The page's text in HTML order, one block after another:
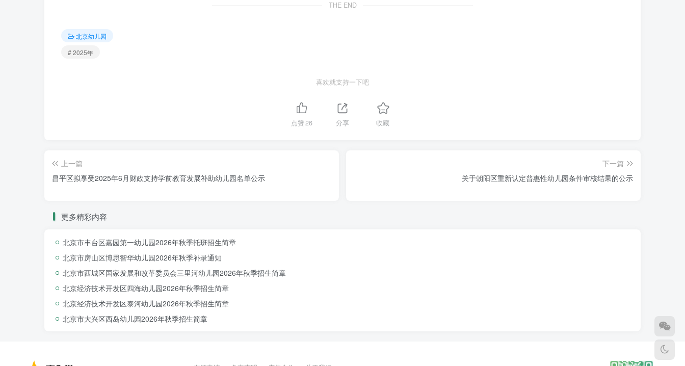
THE END
北京幼儿园
# 2025年
喜欢就支持一下吧
点赞26 分享 收藏
上一篇
昌平区拟享受2025年6月财政支持学前教育发展补助幼儿园名单公示
下一篇
关于朝阳区重新认定普惠性幼儿园条件审核结果的公示
更多精彩内容
北京市丰台区嘉园第一幼儿园2026年秋季托班招生简章
北京市房山区博思智华幼儿园2026年秋季补录通知
北京市西城区国家发展和改革委员会三里河幼儿园2026年秋季招生简章
北京经济技术开发区四海幼儿园2026年秋季招生简章
北京经济技术开发区泰河幼儿园2026年秋季招生简章
北京市大兴区西岛幼儿园2026年秋季招生简章